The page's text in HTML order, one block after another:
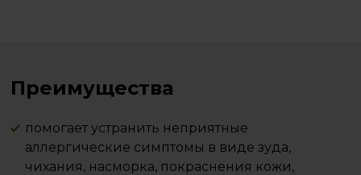
Преимущества
помогает устранить неприятные
аллергические симптомы в виде зуда,
чихания, насморка, покраснения кожи,